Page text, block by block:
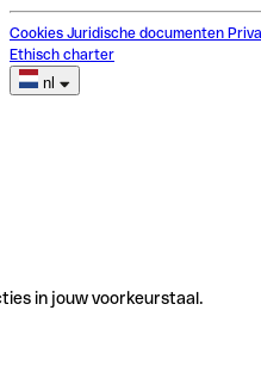
Cookies Juridische documenten
Ethisch charter
nl
in jouw voorkeurstaal.